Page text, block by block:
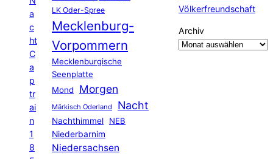
a
c
ht
C
a
p
tr
ai
n
1
8
LK Oder-Spree
Mecklenburg-
Vorpommern
Mecklenburgische
Seenplatte
Mond
Morgen
Märkisch Oderland Nacht
Nachthimmel
NEB
Niederbarnim
Niedersachsen
Völkerfreundschaft
Archiv